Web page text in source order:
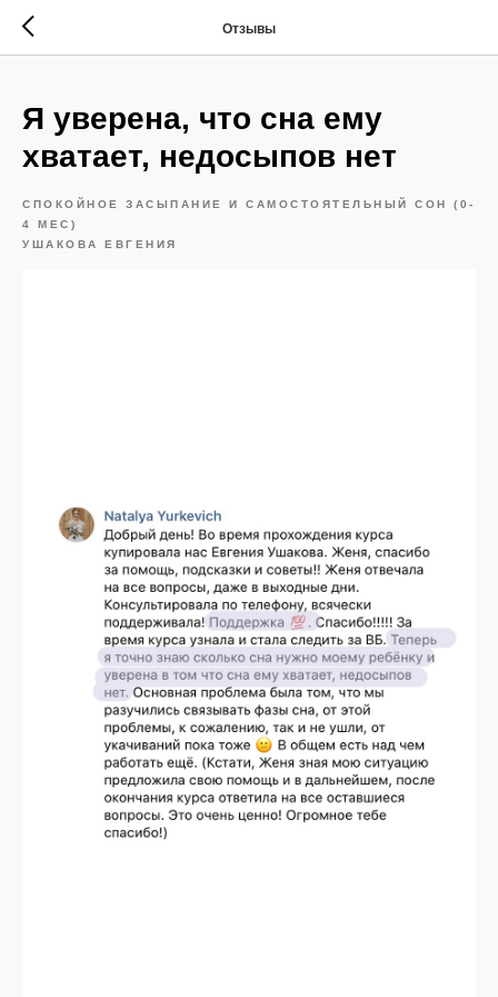
Отзывы
Я уверена, что сна ему
хватает, недосыпов нет
СПОКОЙНОЕ ЗАСЫПАНИЕ И САМОСТОЯТЕЛЬНЫЙ СОН (0-
4 МЕС)
УШАКОВА ЕВГЕНИЯ